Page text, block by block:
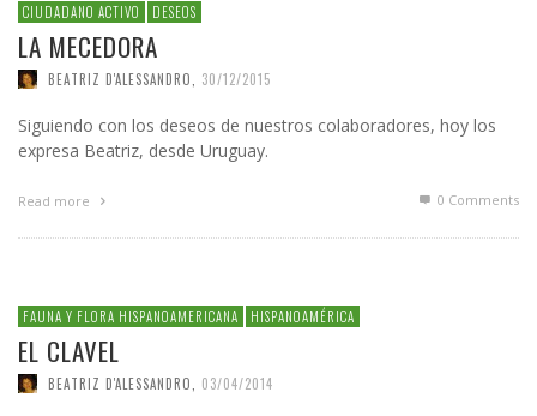
CIUDADANO ACTIVO DESEOS
LA MECEDORA
BEATRIZ D'ALESSANDRO 30/12/2015
Siguiendo con los deseos de nuestros colaboradores, hoy los
expresa Beatriz, desde Uruguay.
Read more 0 Comments
FAUNA Y FLORA HISPANOAMERICANA HISPANOAMÉRICA
EL CLAVEL
BEATRIZ D'ALESSANDRO 03/04/2014